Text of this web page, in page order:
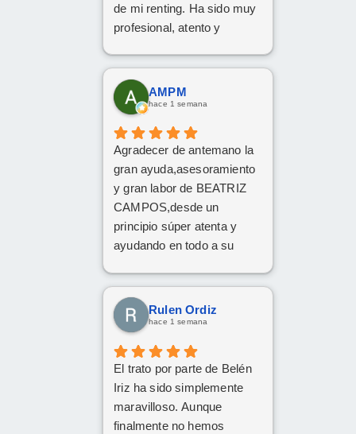
de mi renting. Ha sido muy
profesional, atento y
por todo!
AMPM
hace 1 semana
Agradecer de antemano la
gran ayuda,asesoramiento
y gran labor de BEATRIZ
CAMPOS,desde un
principio súper atenta y
ayudando en todo a su
recomendable,grandes
profesionales
Rulen Ordiz
hace 1 semana
El trato por parte de Belén
Iriz ha sido simplemente
maravilloso. Aunque
finalmente no hemos